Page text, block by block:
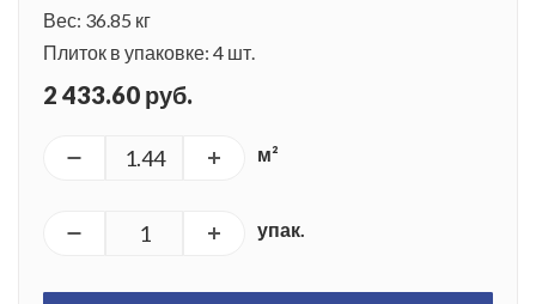
Вес: 36.85 кг
Плиток в упаковке: 4 шт.
2 433.60 руб.
м²
упак.